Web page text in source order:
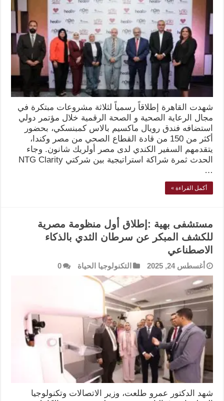
شهدت القاهرة إطلاقاً رسمياً لثلاثة مشروعات مبتكرة في
مجال الرعاية الصحية و الصحة الرقمية خلال مؤتمر دولي
استضافه فندق رويال ماكسيم بالاس كمبنسكي، بحضور
أكثر من 150 من قادة القطاع الصحي من مصر وكندا،
يتقدمهم السفير الكندي لدى مصر أولريك شانون. وجاء
الحدث ثمرة شراكة استراتيجية بين شركتي NTG Clarity
…
أكمل القراءة »
مستشفى بهية :إطلاق أول منظومة مصرية
للكشف المبكر عن سرطان الثدي بالذكاء
الاصطناعي
أغسطس 24, 2025 التكنولوجيا الحياة 0
شهد الدكتور عمرو طلعت، وزير الاتصالات وتكنولوجيا